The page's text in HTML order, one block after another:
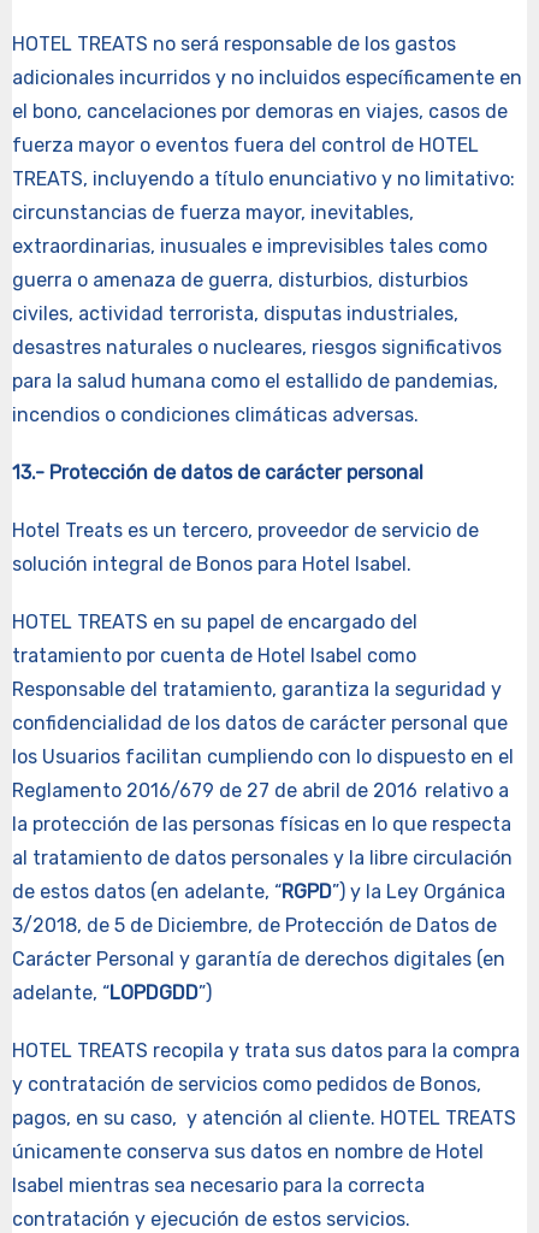
HOTEL TREATS no será responsable de los gastos
adicionales incurridos y no incluidos específicamente en
el bono, cancelaciones por demoras en viajes, casos de
fuerza mayor o eventos fuera del control de HOTEL
TREATS, incluyendo a título enunciativo y no limitativo:
circunstancias de fuerza mayor, inevitables,
extraordinarias, inusuales e imprevisibles tales como
guerra o amenaza de guerra, disturbios, disturbios
civiles, actividad terrorista, disputas industriales,
desastres naturales o nucleares, riesgos significativos
para la salud humana como el estallido de pandemias,
incendios o condiciones climáticas adversas.
13.- Protección de datos de carácter personal
Hotel Treats es un tercero, proveedor de servicio de
solución integral de Bonos para Hotel Isabel.
HOTEL TREATS en su papel de encargado del
tratamiento por cuenta de Hotel Isabel como
Responsable del tratamiento, garantiza la seguridad y
confidencialidad de los datos de carácter personal que
los Usuarios facilitan cumpliendo con lo dispuesto en el
Reglamento 2016/679 de 27 de abril de 2016 relativo a
la protección de las personas físicas en lo que respecta
al tratamiento de datos personales y la libre circulación
de estos datos (en adelante, “RGPD”) y la Ley Orgánica
3/2018, de 5 de Diciembre, de Protección de Datos de
Carácter Personal y garantía de derechos digitales (en
adelante, “LOPDGDD”)
HOTEL TREATS recopila y trata sus datos para la compra
y contratación de servicios como pedidos de Bonos,
pagos, en su caso, y atención al cliente. HOTEL TREATS
únicamente conserva sus datos en nombre de Hotel
Isabel mientras sea necesario para la correcta
contratación y ejecución de estos servicios.